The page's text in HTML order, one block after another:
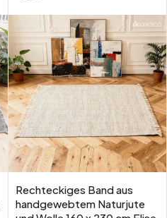
Rechteckiges Band aus
handgewebtem Naturjute